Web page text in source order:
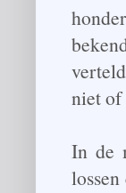
niet of
In de